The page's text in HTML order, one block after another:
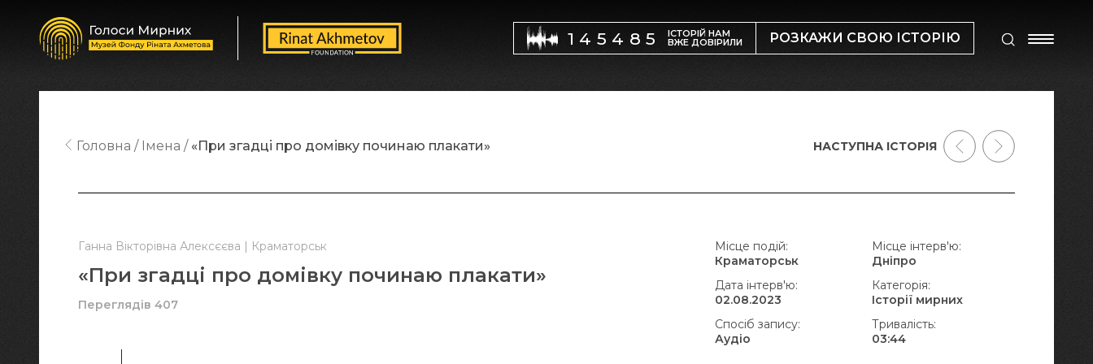
145485 ІСТОРІЙ НАМ
ВЖЕ ДОВІРИЛИ РОЗКАЖИ СВОЮ ІСТОРІЮ
Ганна Вікторівна Алексєєва | Краматорськ
«При згадці про домівку починаю плакати»
Переглядів 407
Головна Імена «При згадці про домівку починаю плакати»
Місце подій:
Краматорськ
Місце інтерв'ю:
Дніпро
Дата інтерв'ю:
02.08.2023
Категорія:
Історії мирних
Спосіб запису:
Аудіо
Тривалість:
03:44
НАСТУПНА ІСТОРІЯ